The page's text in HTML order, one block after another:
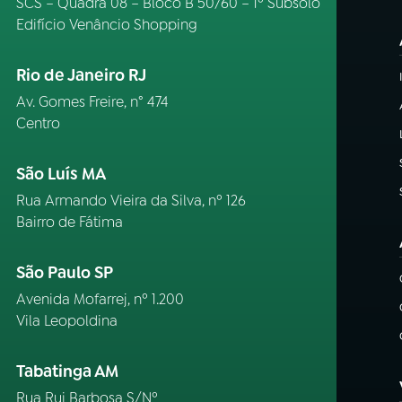
Edifício Venâncio Shopping
Rio de Janeiro RJ
Av. Gomes Freire, n° 474
Centro
São Luís MA
Rua Armando Vieira da Silva, nº 126
Bairro de Fátima
São Paulo SP
Avenida Mofarrej, nº 1.200
Vila Leopoldina
Tabatinga AM
Rua Rui Barbosa S/Nº